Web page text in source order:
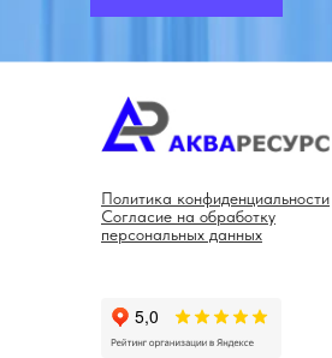
Политика конфиденциальности
Согласие на обработку
персональных данных